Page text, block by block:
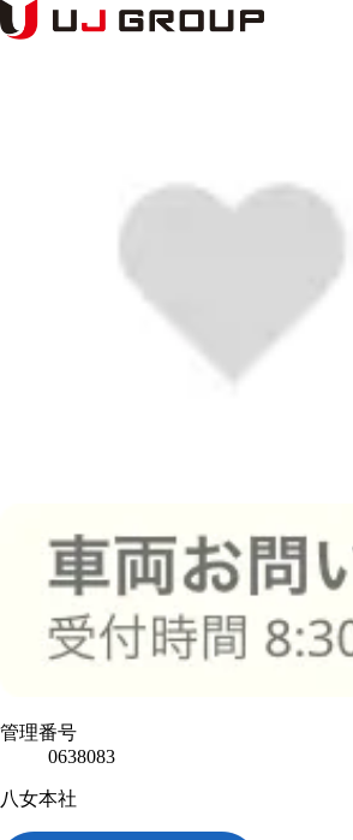
管理番号
0638083
八女本社